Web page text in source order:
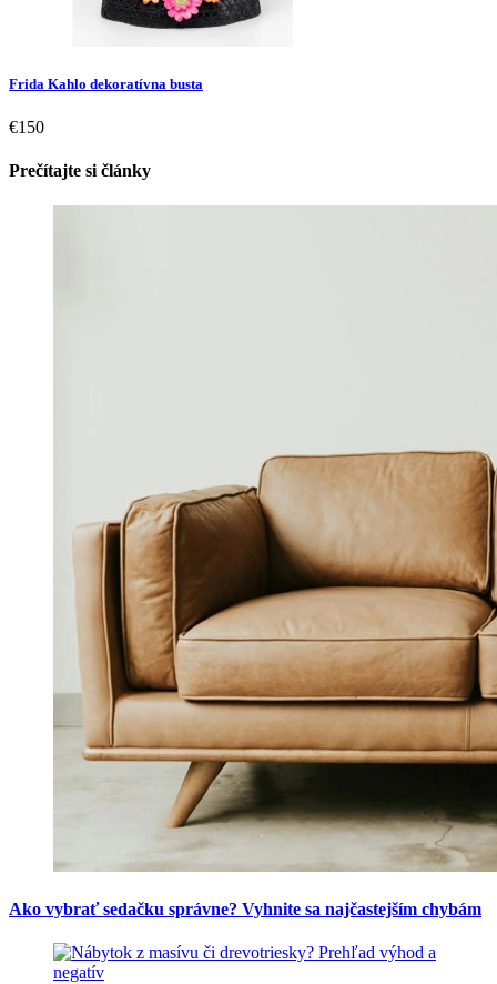
Frida Kahlo dekoratívna busta
€150
Prečítajte si články
Ako vybrať sedačku správne? Vyhnite sa najčastejším chybám